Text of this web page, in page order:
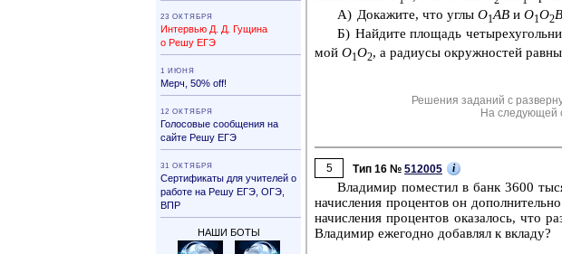
23 ОКТЯБРЯ
Интервью Д. Д. Гущина
о Решу ЕГЭ
1 ИЮНЯ
Мерч, 50% off!
12 ОКТЯБРЯ
Голосовые сообщения на
сайте Решу ЕГЭ
31 ОК­ТЯБ­РЯ
Сер­ти­фи­ка­ты для учи­те­лей о
ра­бо­те на Решу ЕГЭ, ОГЭ,
ВПР
НАШИ БОТЫ
А) До­ка­жи­те, что углы O1AB и O1O2B
Б) Най­ди­те пло­щадь
мой O1O2, а ра­ди­у­сы окруж­но­стей
Решения заданий с
На следующей
5 Тип 16 № 512005 i
Вла­ди­мир по­ме­стил в банк 3600
на­чис­ле­ния про­цен­тов он
на­чис­ле­ния про­цен­тов ока­за­лось, что
Вла­ди­мир еже­год­но до­бав­лял к вкла­ду?